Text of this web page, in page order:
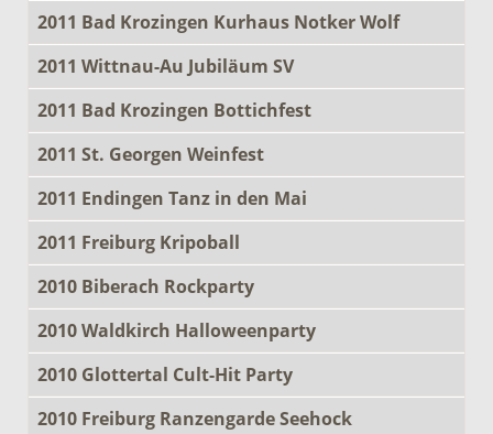
2011 Bad Krozingen Kurhaus Notker Wolf
2011 Wittnau-Au Jubiläum SV
2011 Bad Krozingen Bottichfest
2011 St. Georgen Weinfest
2011 Endingen Tanz in den Mai
2011 Freiburg Kripoball
2010 Biberach Rockparty
2010 Waldkirch Halloweenparty
2010 Glottertal Cult-Hit Party
2010 Freiburg Ranzengarde Seehock